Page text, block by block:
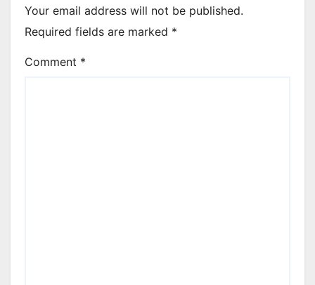
Your email address will not be published.
Required fields are marked *
Comment *